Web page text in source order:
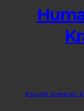
Proudly powered